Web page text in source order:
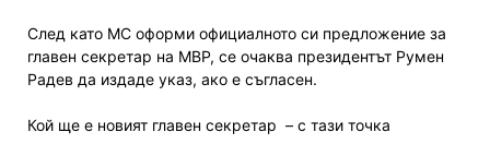
След като МС оформи официалното си предложение за
главен секретар на МВР, се очаква президентът Румен
Радев да издаде указ, ако е съгласен.
Кой ще е новият главен секретар – с тази точка